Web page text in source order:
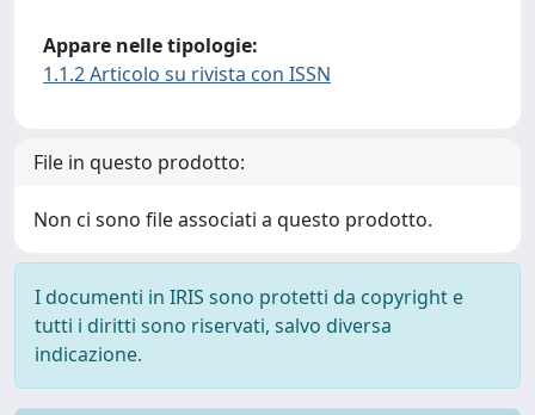
Appare nelle tipologie:
1.1.2 Articolo su rivista con ISSN
File in questo prodotto:
Non ci sono file associati a questo prodotto.
I documenti in IRIS sono protetti da copyright e
tutti i diritti sono riservati, salvo diversa
indicazione.